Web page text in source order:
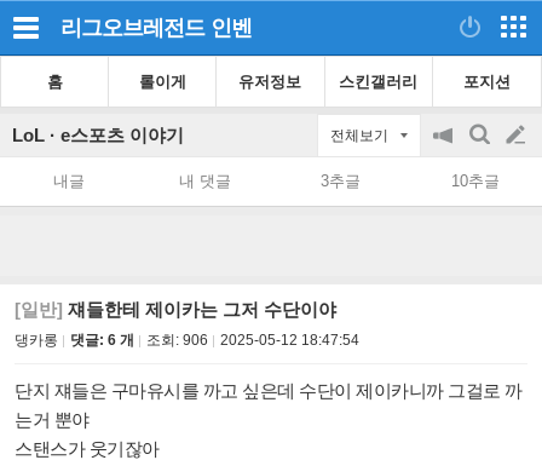
리그오브레전드 인벤
홈 롤이게 유저정보 스킨갤러리 포지션
LoL · e스포츠 이야기 전체보기
공
지
on/off
검
색
글
쓰
내글 내 댓글 3추글 10추글
[일반] 쟤들한테 제이카는 그저 수단이야
댕카롱 댓글: 6 개 조회: 906 2025-05-12 18:47:54
단지 쟤들은 구마유시를 까고 싶은데 수단이 제이카니까 그걸로 까
는거 뿐야
스탠스가 웃기잖아